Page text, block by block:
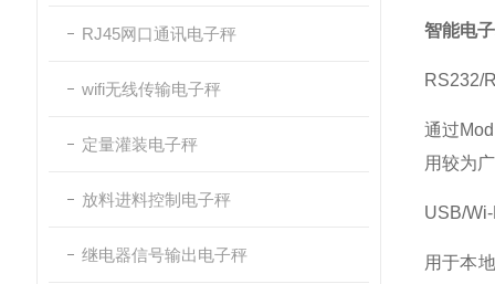
RJ45网口通讯电子秤
wifi无线传输电子秤
定量灌装电子秤
放料进料控制电子秤
继电器信号输出电子秤
智能电
RS232/
通过
用较为
USB/
用于本